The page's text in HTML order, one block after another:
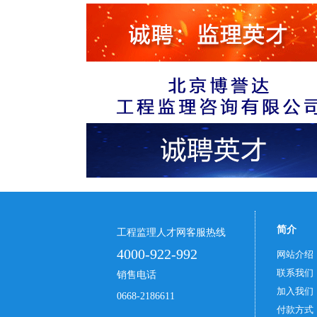
工程监理人才网客服热线
4000-922-992
销售电话
0668-2186611
简介
网站介绍
联系我们
加入我们
付款方式